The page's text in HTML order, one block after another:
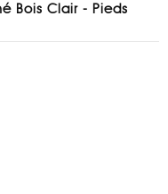
Bois Clair - Pieds